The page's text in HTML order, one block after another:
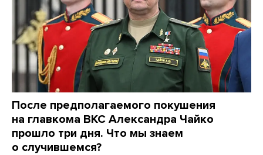
После предполагаемого покушения
на главкома ВКС Александра Чайко
прошло три дня. Что мы знаем
о случившемся?